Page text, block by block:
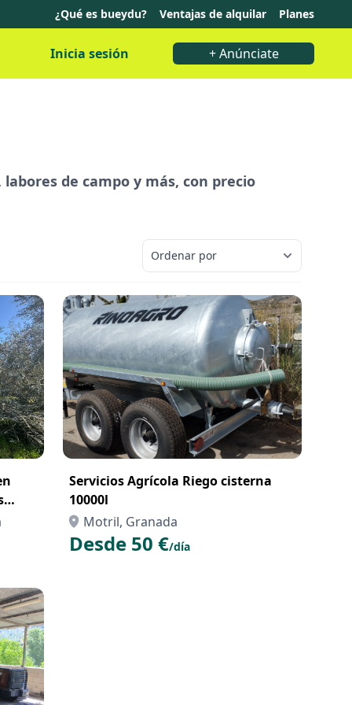
¿Qué es bueydu? Ventajas de alquilar Planes
Inicia sesión + Anúnciate
de campo y más, con precio
Servicios Agrícola Riego cisterna
10000l
Motril, Granada
Desde 50 €/día